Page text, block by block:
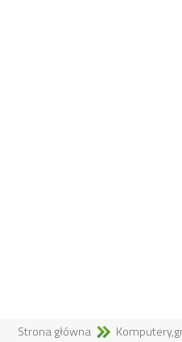
Strona główna